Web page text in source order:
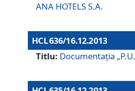
ANA HOTELS S.A.
HCL 636/16.12.2013
Titlu: Documentaţia